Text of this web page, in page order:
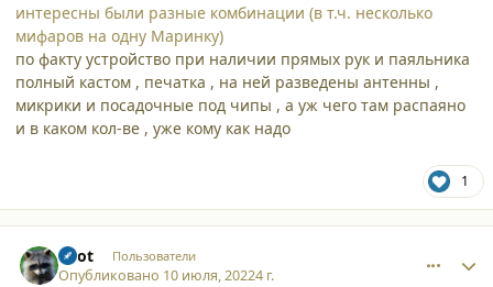
интересны были разные комбинации (в т.ч. несколько
мифаров на одну Маринку)
по факту устройство при наличии прямых рук и паяльника
полный кастом , печатка , на ней разведены антенны ,
микрики и посадочные под чипы , а уж чего там распаяно
и в каком кол-ве , уже кому как надо
1
Enot Пользователи
Опубликовано 10 июля, 20224 г.